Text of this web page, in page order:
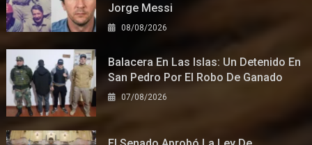
Jorge Messi
08/08/2026
Balacera En Las Islas: Un Detenido En
San Pedro Por El Robo De Ganado
07/08/2026